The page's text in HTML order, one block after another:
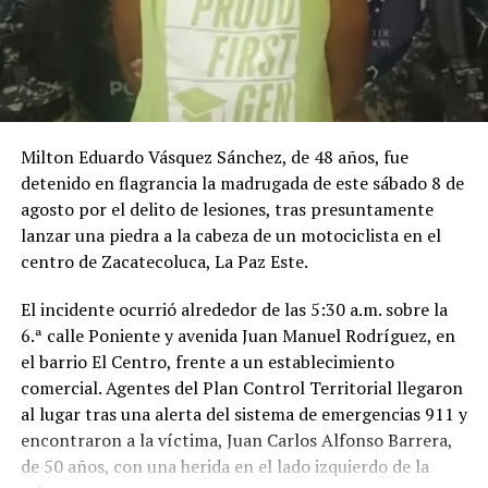
Milton Eduardo Vásquez Sánchez, de 48 años, fue
detenido en flagrancia la madrugada de este sábado 8 de
agosto por el delito de lesiones, tras presuntamente
lanzar una piedra a la cabeza de un motociclista en el
centro de Zacatecoluca, La Paz Este.
El incidente ocurrió alrededor de las 5:30 a.m. sobre la
6.ª calle Poniente y avenida Juan Manuel Rodríguez, en
el barrio El Centro, frente a un establecimiento
comercial. Agentes del Plan Control Territorial llegaron
al lugar tras una alerta del sistema de emergencias 911 y
encontraron a la víctima, Juan Carlos Alfonso Barrera,
de 50 años, con una herida en el lado izquierdo de la